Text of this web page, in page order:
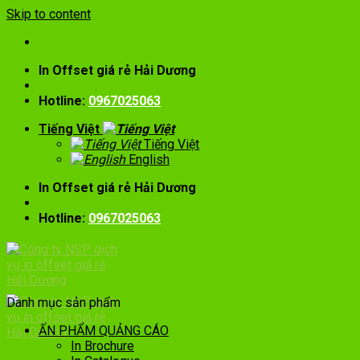
Skip to content
In Offset giá rẻ Hải Dương
Hotline: 0967025063
Tiếng Việt
Tiếng Việt
English
In Offset giá rẻ Hải Dương
Hotline: 0967025063
Danh mục sản phẩm
ẤN PHẨM QUẢNG CÁO
In Brochure